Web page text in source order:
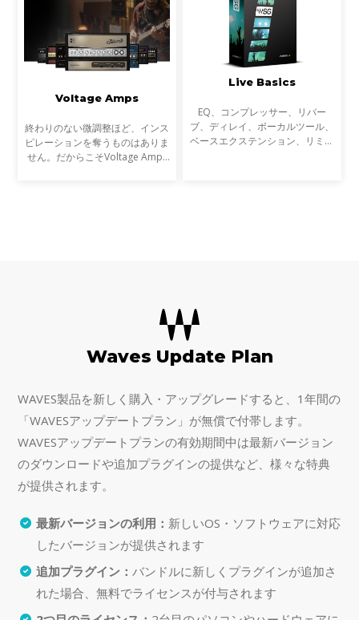
Voltage Amps
終わりのない微調整ほど、インス
ピレーションを奪うものはありま
せん。だからこそVoltage Amps
Live Basics
EQ、コンプレッサー、リバー
ブ、ディレイ、ボーカルツール、
ベースエクステンション、リミッ
Waves Update Plan
WAVES製品を新しく購入・アップグレードすると、1年間の
「WAVESアップデートプラン」が無償で付帯します。
WAVESアップデートプランの有効期間中は最新バージョン
のダウンロードや追加プラグインの提供など、様々な特典
が提供されます。
最新バージョンの利用： 新しいOS・ソフトウェアに対応
したバージョンが提供されます
追加プラグイン： バンドルに新しくプラグインが追加さ
れた場合、無料でライセンスが付与されます